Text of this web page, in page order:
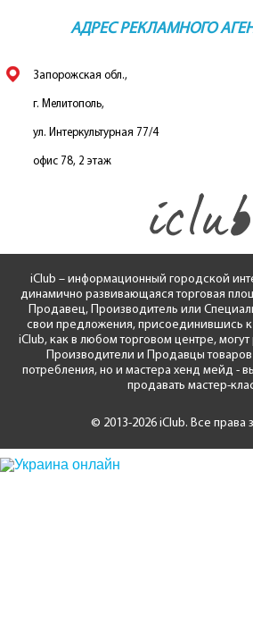
АДРЕС РЕКЛАМНОГО
Запорожская обл.,
г. Мелитополь,
ул. Интеркультурная 77/4
офис 78, 2 этаж
iClub – информационный городской
динамично развивающаяся торговая
Продавец, Производитель или
свои предложения, присоединившись к
iClub, как в любом торговом центре,
Производители и Продавцы
потребления, но и мастера хенд мейд -
продавать мастер-
© 2013-2026 iClub. Все